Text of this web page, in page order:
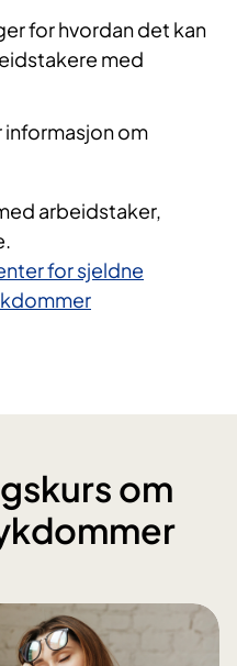
for hvordan det kan
med
informasjon om
arbeidstaker,
for sjeldne
om